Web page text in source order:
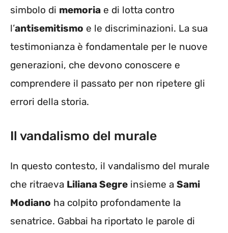
simbolo di memoria e di lotta contro
l’antisemitismo e le discriminazioni. La sua
testimonianza è fondamentale per le nuove
generazioni, che devono conoscere e
comprendere il passato per non ripetere gli
errori della storia.
Il vandalismo del murale
In questo contesto, il vandalismo del murale
che ritraeva Liliana Segre insieme a Sami
Modiano ha colpito profondamente la
senatrice. Gabbai ha riportato le parole di